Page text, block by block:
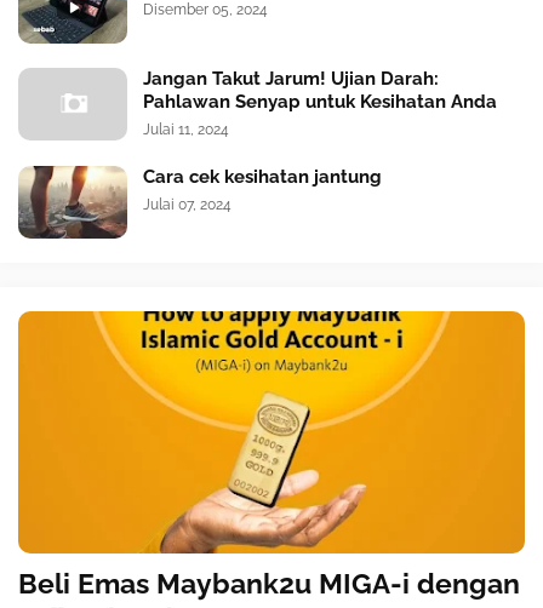
Disember 05, 2024
Jangan Takut Jarum! Ujian Darah:
Pahlawan Senyap untuk Kesihatan Anda
Julai 11, 2024
Cara cek kesihatan jantung
Julai 07, 2024
Beli Emas Maybank2u MIGA-i dengan